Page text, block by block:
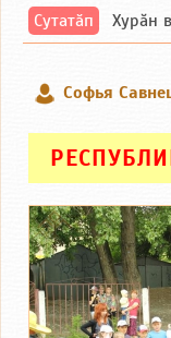
Сутатӑп Хурăн вутти
Софья